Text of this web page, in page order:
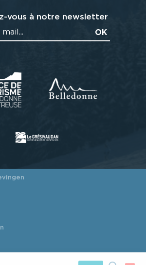
vous à notre newsletter